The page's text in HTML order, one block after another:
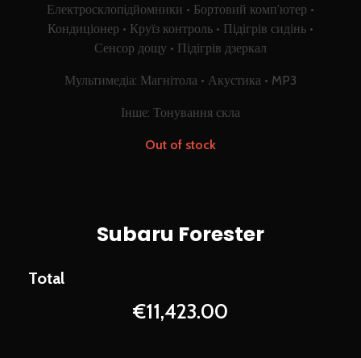
Subaru Forester
€11,423.00
Електросклопiдйомники • Бортовий комп’ютер •
Кондиціонер • Круїз контроль • Підігрів сидінь •
Сенсор дощу • Підігрів дзеркал
Мультимедіа: Магнітола • Акустика • MP3
Інше: Тонування скла
Out of stock